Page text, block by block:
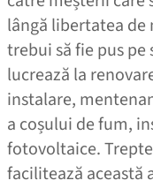
lângă libertatea
trebui să fie pus
lucrează la
instalare,
a coșului de fum,
fotovoltaice.
facilitează această